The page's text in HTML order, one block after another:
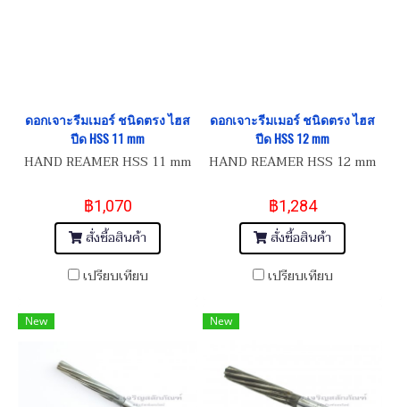
ดอกเจาะรีมเมอร์ ชนิดตรง ไฮส
ปีด HSS 11 mm
HAND REAMER HSS 11 mm
฿1,070
สั่งซื้อสินค้า
เปรียบเทียบ
ดอกเจาะรีมเมอร์ ชนิดตรง ไฮส
ปีด HSS 12 mm
HAND REAMER HSS 12 mm
฿1,284
สั่งซื้อสินค้า
เปรียบเทียบ
New New